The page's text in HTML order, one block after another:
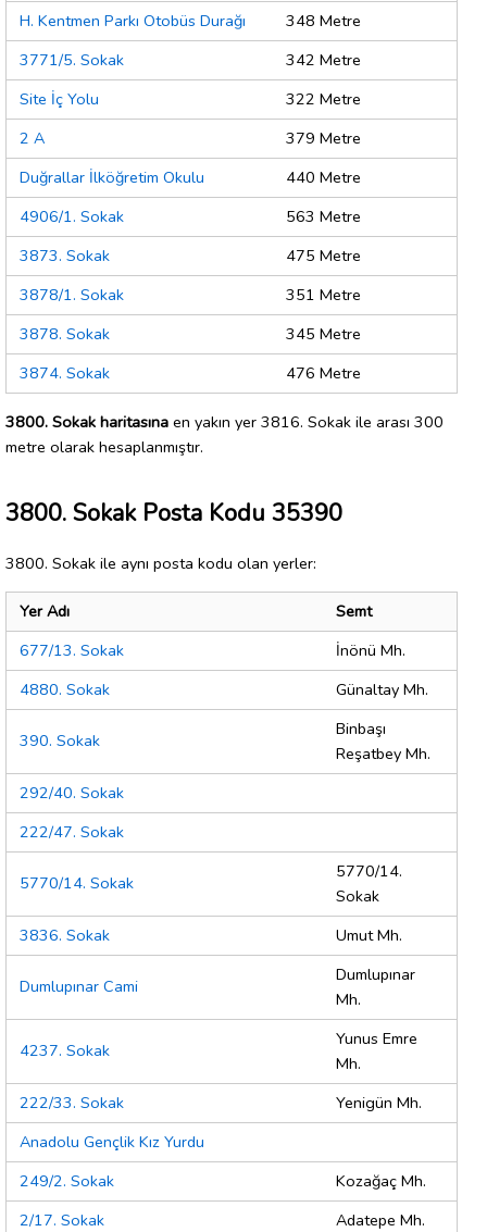
H. Kentmen Parkı Otobüs Durağı
348 Metre
3771/5. Sokak
342 Metre
Site İç Yolu
322 Metre
2 A
379 Metre
Duğrallar İlköğretim Okulu
440 Metre
4906/1. Sokak
563 Metre
3873. Sokak
475 Metre
3878/1. Sokak
351 Metre
3878. Sokak
345 Metre
3874. Sokak
476 Metre
3800. Sokak haritasına en yakın yer 3816. Sokak ile arası 300
metre olarak hesaplanmıştır.
3800. Sokak Posta Kodu 35390
3800. Sokak ile aynı posta kodu olan yerler:
Yer Adı
Semt
677/13. Sokak
İnönü Mh.
4880. Sokak
Günaltay Mh.
390. Sokak
Binbaşı
Reşatbey Mh.
292/40. Sokak
222/47. Sokak
5770/14. Sokak
5770/14.
Sokak
3836. Sokak
Umut Mh.
Dumlupınar Cami
Dumlupınar
Mh.
4237. Sokak
Yunus Emre
Mh.
222/33. Sokak
Yenigün Mh.
Anadolu Gençlik Kız Yurdu
249/2. Sokak
Kozağaç Mh.
2/17. Sokak
Adatepe Mh.